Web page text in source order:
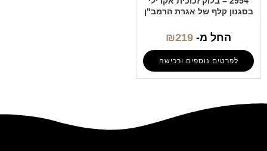
בסגנון קלף של אגרת הרמב"ן
החל מ- ₪219
לפרטים נוספים ורכישה